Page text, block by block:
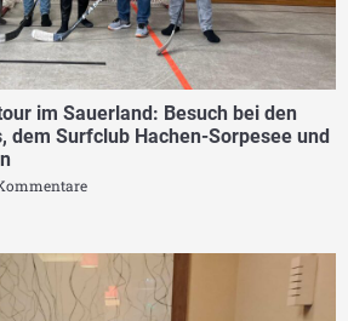
im Sauerland: Besuch bei den
dem Surfclub Hachen-Sorpesee und